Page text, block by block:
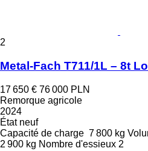
2
Metal-Fach T711/1L – 8t
17 650 € 76 000 PLN
Remorque agricole
2024
Étatneuf
Capacité de charge 7 800 kg
2 900 kg Nombre d'essieux 2